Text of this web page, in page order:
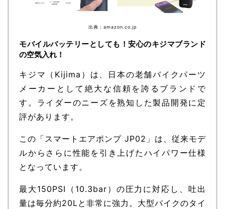
出典：amazon.co.jp
モバイルバッテリーとしても！安心のキジマブランド
の空気入れ！
キジマ（Kijima）は、日本の老舗バイクパーツ
メーカーとして絶大な信頼を誇るブランドで
す。ライダーのニーズを熟知した製品開発に定
評があります。
この「スマートエアポンプ JP02」は、従来モデ
ルからさらに性能を引き上げたハイパワー仕様
となっています。
最大150PSI（10.3bar）の圧力に対応し、吐出
量は毎分約20Lと非常に強力。大型バイクのタイ